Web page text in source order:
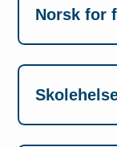
Norsk for